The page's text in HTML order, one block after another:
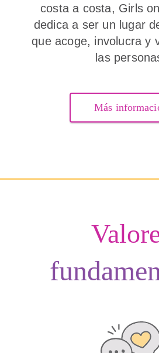
costa a costa, Girls
dedica a ser un lugar
que acoge, involucra y
las
Más